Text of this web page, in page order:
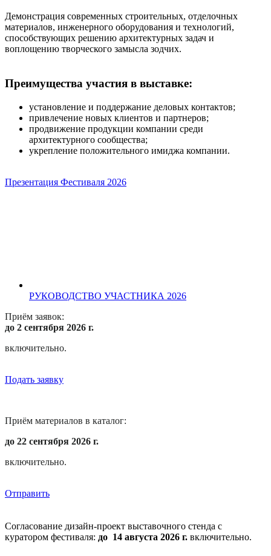
Демонстрация современных строительных, отделочных
материалов, инженерного оборудования и технологий,
способствующих решению архитектурных задач и
воплощению творческого замысла зодчих.
Преимущества участия в выставке:
установление и поддержание деловых контактов;
привлечение новых клиентов и партнеров;
продвижение продукции компании среди
архитектурного сообщества;
укрепление положительного имиджа компании.
Презентация Фестиваля 2026
РУКОВОДСТВО УЧАСТНИКА 2026
Приём заявок:
до 2 сентября 2026 г.
включительно.
Подать заявку
Приём материалов в каталог:
до 22 сентября 2026 г.
включительно.
Отправить
Согласование дизайн-проект выставочного стенда с
куратором фестиваля: до 14 августа 2026 г. включительно.